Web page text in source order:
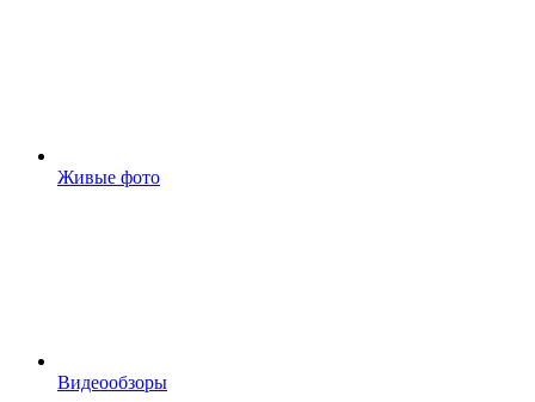
Живые фото
Видеообзоры